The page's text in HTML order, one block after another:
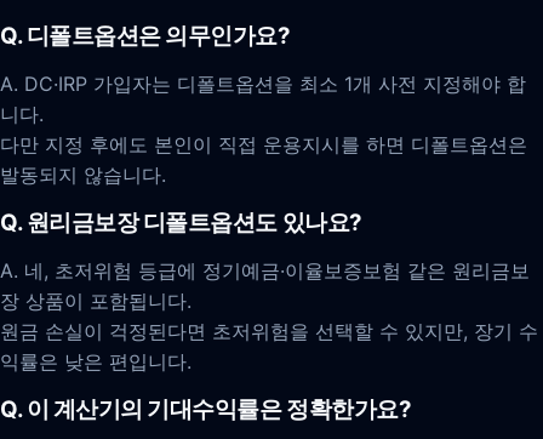
Q. 디폴트옵션은 의무인가요?
A. DC·IRP 가입자는 디폴트옵션을 최소 1개 사전 지정해야 합
니다.
다만 지정 후에도 본인이 직접 운용지시를 하면 디폴트옵션은
발동되지 않습니다.
Q. 원리금보장 디폴트옵션도 있나요?
A. 네, 초저위험 등급에 정기예금·이율보증보험 같은 원리금보
장 상품이 포함됩니다.
원금 손실이 걱정된다면 초저위험을 선택할 수 있지만, 장기 수
익률은 낮은 편입니다.
Q. 이 계산기의 기대수익률은 정확한가요?